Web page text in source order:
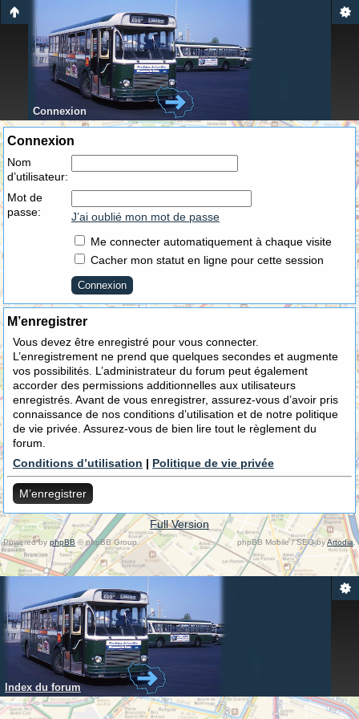
Connexion
Connexion
Nom
d’utilisateur:
Mot de
passe:
J’ai oublié mon mot de passe
Me connecter automatiquement à chaque visite
Cacher mon statut en ligne pour cette session
M’enregistrer
Vous devez être enregistré pour vous connecter.
L’enregistrement ne prend que quelques secondes et augmente
vos possibilités. L’administrateur du forum peut également
accorder des permissions additionnelles aux utilisateurs
enregistrés. Avant de vous enregistrer, assurez-vous d’avoir pris
connaissance de nos conditions d’utilisation et de notre politique
de vie privée. Assurez-vous de bien lire tout le règlement du
forum.
Conditions d’utilisation | Politique de vie privée
M’enregistrer
Full Version
Powered byphpBB © phpBB Group. phpBB Mobile / SEO byArtodia .
Index du forum